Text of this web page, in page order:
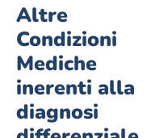
Altre
Condizioni
Mediche
inerenti alla
diagnosi